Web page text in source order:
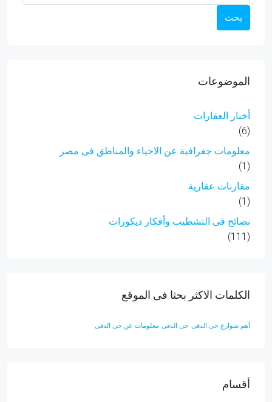
بحث
الموضوعات
أخبار العقارات
(6)
معلومات جغرافية عن الاحياء والمناطق فى مصر
(1)
مقارنات عقارية
(1)
نصائح فى التشطيب وأفكار ديكورات
(111)
الكلمات الاكثر بحثا فى الموقع
أهم شوارع حى الدقى حى الدقى معلومات عن حى الدقى
أقسام